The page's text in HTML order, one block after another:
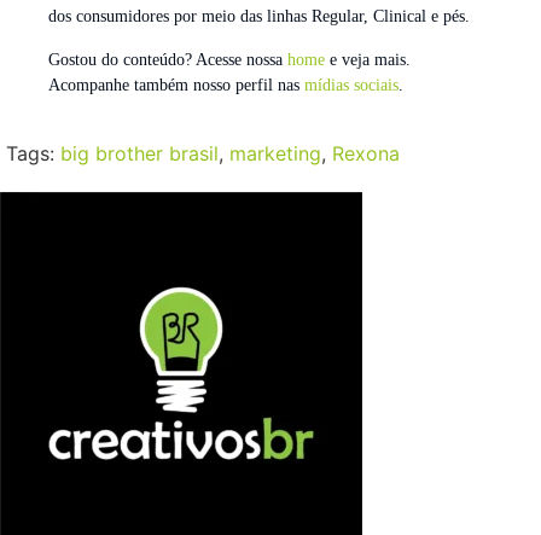
dos consumidores por meio das linhas Regular, Clinical e pés.
Gostou do conteúdo? Acesse nossa home e veja mais.
Acompanhe também nosso perfil nas mídias sociais
Tags: big brother brasil, marketing, Rexona